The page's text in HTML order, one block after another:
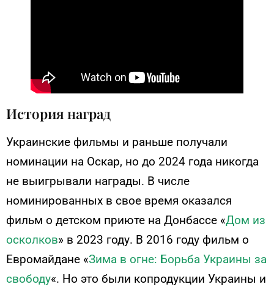
История наград
Украинские фильмы и раньше получали
номинации на Оскар, но до 2024 года никогда
не выигрывали награды. В числе
номинированных в свое время оказался
фильм о детском приюте на Донбассе «Дом из
осколков» в 2023 году. В 2016 году фильм о
Евромайдане «Зима в огне: Борьба Украины за
свободу«. Но это были копродукции Украины и